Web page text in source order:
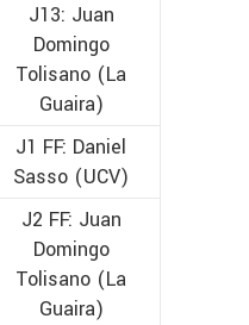
J13: Juan
Domingo
Tolisano (La
Guaira)
J1 FF: Daniel
Sasso (UCV)
J2 FF: Juan
Domingo
Tolisano (La
Guaira)